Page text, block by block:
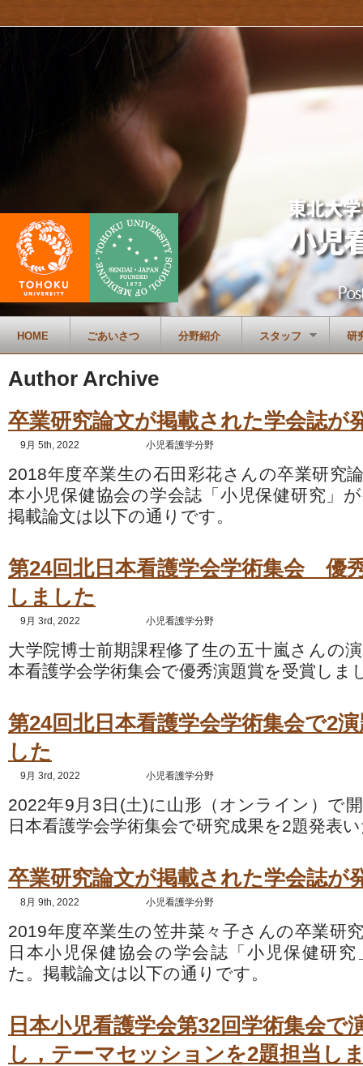
HOME ごあいさつ 分野紹介 スタッフ 研
Author Archive
卒業研究論文が掲載された学会誌が
9月 5th, 2022 小児看護学分野
2018年度卒業生の石田彩花さんの卒業研究
本小児保健協会の学会誌「小児保健研究」
掲載論文は以下の通りです。
第24回北日本看護学会学術集会 優
しました
9月 3rd, 2022 小児看護学分野
大学院博士前期課程修了生の五十嵐さんの
本看護学会学術集会で優秀演題賞を受賞しま
第24回北日本看護学会学術集会で2
した
9月 3rd, 2022 小児看護学分野
2022年9月3日(土)に山形（オンライン）で
日本看護学会学術集会で研究成果を2題発表
卒業研究論文が掲載された学会誌が
8月 9th, 2022 小児看護学分野
2019年度卒業生の笠井菜々子さんの卒業研
日本小児保健協会の学会誌「小児保健研
た。掲載論文は以下の通りです。
日本小児看護学会第32回学術集会で
し，テーマセッションを2題担当し